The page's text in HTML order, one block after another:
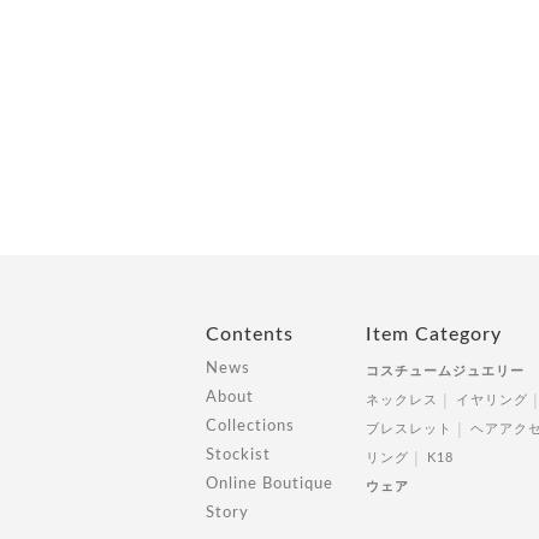
Contents
News
About
Collections
Stockist
Online Boutique
Story
Item Category
コスチュームジュエリー
ネックレス イヤリング
ブレスレット ヘアアク
リング K18
ウェア